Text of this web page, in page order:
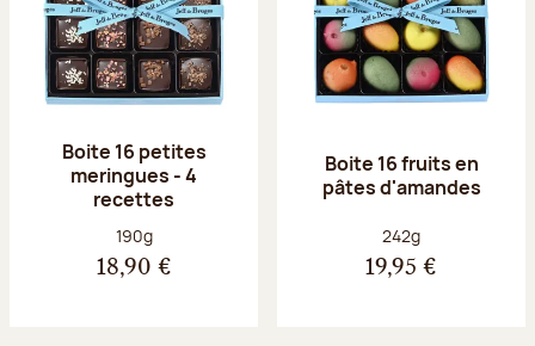
Boite 16 petites
meringues - 4
recettes
Poids net :
190g
18,90 €
Boite 16 fruits en
pâtes d'amandes
Poids net :
242g
19,95 €